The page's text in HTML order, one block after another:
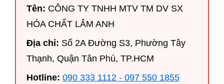
Tên: CÔNG TY TNHH MTV TM DV SX
HÓA CHẤT LÂM ANH
Địa chỉ: Số 2A Đường S3, Phường Tây
Thạnh, Quận Tân Phú, TP.HCM
Hotline: 090 333 1112 - 097 550 1855